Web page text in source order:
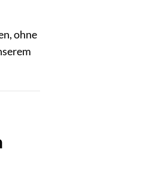
ohne